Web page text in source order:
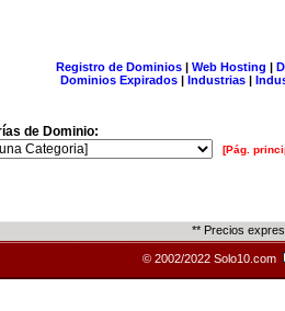
Registro de Dominios| Web Hosting |
Dominios Expirados | Industrias |
de Dominio:
[Pág.
** Precios
© 2002/2022 Solo10.com